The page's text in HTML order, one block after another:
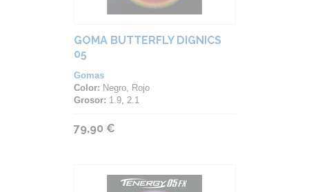
GOMA BUTTERFLY DIGNICS
05
Gomas
Color: Negro, Rojo
Grosor: 1.9, 2.1
79,90 €